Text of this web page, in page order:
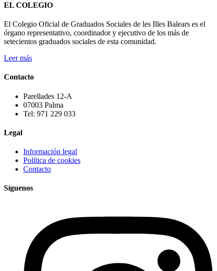
EL COLEGIO
El Colegio Oficial de Graduados Sociales de les Illes Balears es el
órgano representativo, coordinador y ejecutivo de los más de
setecientos graduados sociales de esta comunidad.
Leer más
Contacto
Parellades 12-A
07003 Palma
Tel: 971 229 033
Legal
Información legal
Política de cookies
Contacto
Síguenos